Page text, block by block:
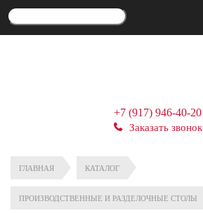
+7 (917) 946-40-20
Заказать звонок
ГЛАВНАЯ КАТАЛОГ
ПРОИЗВОДСТВЕННЫЕ И РАЗДЕЛОЧНЫЕ СТОЛЫ